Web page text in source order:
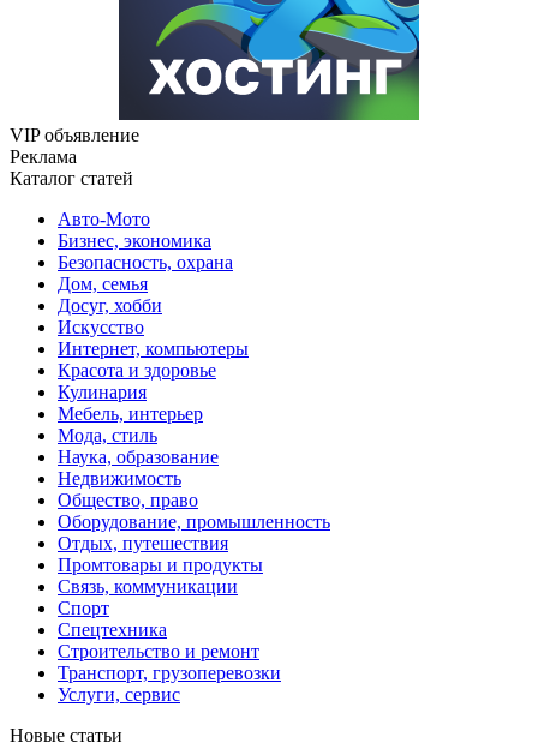
VIP объявление
Реклама
Каталог статей
Авто-Мото
Бизнес, экономика
Безопасность, охрана
Дом, семья
Досуг, хобби
Искусство
Интернет, компьютеры
Красота и здоровье
Кулинария
Мебель, интерьер
Мода, стиль
Наука, образование
Недвижимость
Общество, право
Оборудование, промышленность
Отдых, путешествия
Промтовары и продукты
Связь, коммуникации
Спорт
Спецтехника
Строительство и ремонт
Транспорт, грузоперевозки
Услуги, сервис
Новые статьи